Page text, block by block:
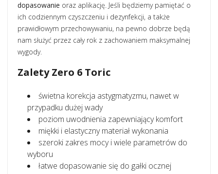
dopasowanie oraz aplikację. Jeśli będziemy pamiętać o
ich codziennym czyszczeniu i dezynfekcji, a także
prawidłowym przechowywaniu, na pewno dobrze będą
nam służyć przez cały rok z zachowaniem maksymalnej
wygody.
Zalety Zero 6 Toric
świetna korekcja astygmatyzmu, nawet w
przypadku dużej wady
poziom uwodnienia zapewniający komfort
miękki i elastyczny materiał wykonania
szeroki zakres mocy i wiele parametrów do
wyboru
łatwe dopasowanie się do gałki ocznej